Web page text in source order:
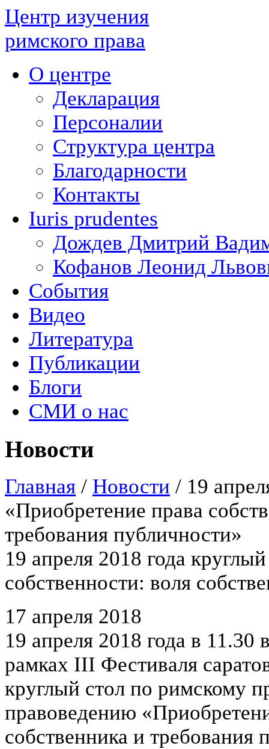
Центр изучения
римского права
О центре
Декларация
Персоналии
Структура центра
Благодарности
Контакты
Iuris prudentes
Дождев Дмитрий
Кофанов Леонид
События
Видео
Литература
Публикации
Блоги
СМИ о нас
Новости
Главная / Новости / 19
«Приобретение права
требования публичности»
19 апреля 2018 года
собственности: воля
17 апреля 2018
19 апреля 2018 года в 11.30
рамках III Фестиваля
круглый стол по римскому
правоведению
собственника и требования